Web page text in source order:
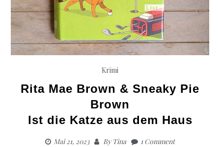
Krimi
Rita Mae Brown & Sneaky Pie
Brown
Ist die Katze aus dem Haus
Mai 21, 2023 ByTina 1 Comment